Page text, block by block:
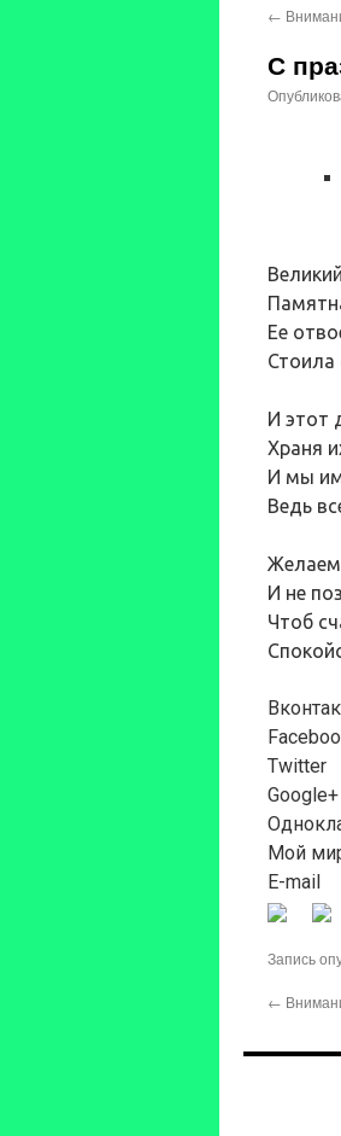
←
С
Ее
Стоила
И этот
Храня
И мы им
Ведь
Желаем
И не
Чтоб
Twitter
Google+
Мой
E-mail
Запись
←